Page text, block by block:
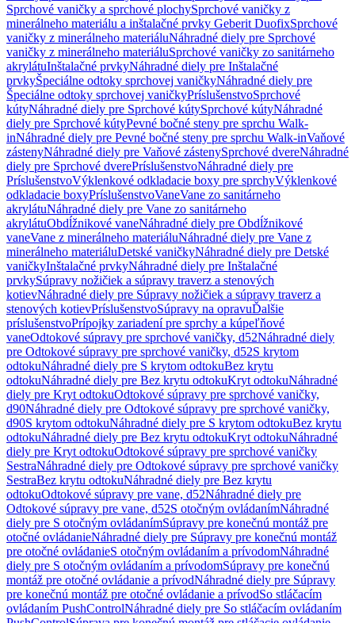
Sprchové vaničky a sprchové plochySprchové vaničky z
minerálneho materiálu a inštalačné prvky Geberit DuofixSprchové
vaničky z minerálneho materiáluNáhradné diely pre Sprchové
vaničky z minerálneho materiáluSprchové vaničky zo sanitárneho
akrylátuInštalačné prvkyNáhradné diely pre Inštalačné
prvkyŠpeciálne odtoky sprchovej vaničkyNáhradné diely pre
Špeciálne odtoky sprchovej vaničkyPríslušenstvoSprchové
kútyNáhradné diely pre Sprchové kútySprchové kútyNáhradné
diely pre Sprchové kútyPevné bočné steny pre sprchu Walk-
inNáhradné diely pre Pevné bočné steny pre sprchu Walk-inVaňové
zástenyNáhradné diely pre Vaňové zástenySprchové dvereNáhradné
diely pre Sprchové dverePríslušenstvoNáhradné diely pre
PríslušenstvoVýklenkové odkladacie boxy pre sprchyVýklenkové
odkladacie boxyPríslušenstvoVaneVane zo sanitárneho
akrylátuNáhradné diely pre Vane zo sanitárneho
akrylátuObdĺžnikové vaneNáhradné diely pre Obdĺžnikové
vaneVane z minerálneho materiáluNáhradné diely pre Vane z
minerálneho materiáluDetské vaničkyNáhradné diely pre Detské
vaničkyInštalačné prvkyNáhradné diely pre Inštalačné
prvkySúpravy nožičiek a súpravy traverz a stenových
kotievNáhradné diely pre Súpravy nožičiek a súpravy traverz a
stenových kotievPríslušenstvoSúpravy na opravuĎalšie
príslušenstvoPrípojky zariadení pre sprchy a kúpeľňové
vaneOdtokové súpravy pre sprchové vaničky, d52Náhradné diely
pre Odtokové súpravy pre sprchové vaničky, d52S krytom
odtokuNáhradné diely pre S krytom odtokuBez krytu
odtokuNáhradné diely pre Bez krytu odtokuKryt odtokuNáhradné
diely pre Kryt odtokuOdtokové súpravy pre sprchové vaničky,
d90Náhradné diely pre Odtokové súpravy pre sprchové vaničky,
d90S krytom odtokuNáhradné diely pre S krytom odtokuBez krytu
odtokuNáhradné diely pre Bez krytu odtokuKryt odtokuNáhradné
diely pre Kryt odtokuOdtokové súpravy pre sprchové vaničky
SestraNáhradné diely pre Odtokové súpravy pre sprchové vaničky
SestraBez krytu odtokuNáhradné diely pre Bez krytu
odtokuOdtokové súpravy pre vane, d52Náhradné diely pre
Odtokové súpravy pre vane, d52S otočným ovládanímNáhradné
diely pre S otočným ovládanímSúpravy pre konečnú montáž pre
otočné ovládanieNáhradné diely pre Súpravy pre konečnú montáž
pre otočné ovládanieS otočným ovládaním a prívodomNáhradné
diely pre S otočným ovládaním a prívodomSúpravy pre konečnú
montáž pre otočné ovládanie a prívodNáhradné diely pre Súpravy
pre konečnú montáž pre otočné ovládanie a prívodSo stláčacím
ovládaním PushControlNáhradné diely pre So stláčacím ovládaním